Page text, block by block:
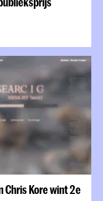
Chris Kore wint 2e